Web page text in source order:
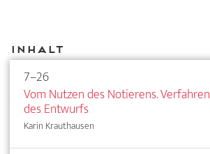
Inhalt
7–26
Vom Nutzen des Notierens. Verfahren
des Entwurfs
Karin Krauthausen